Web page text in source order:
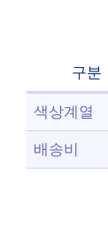
구분
색상계열
배송비